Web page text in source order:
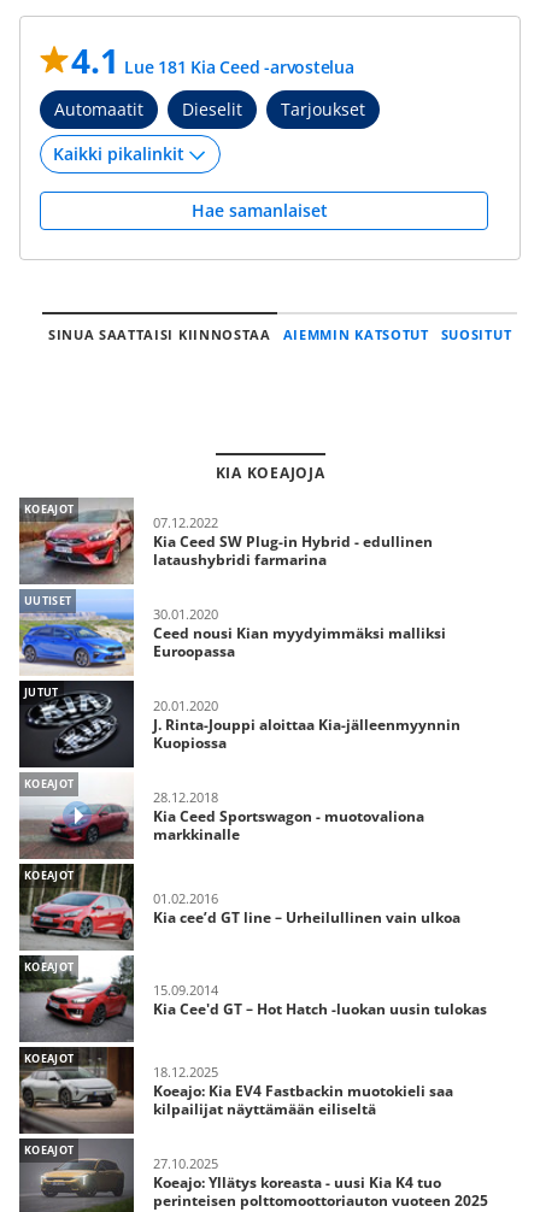
4.1 Lue 181 Kia Ceed -arvostelua
Automaatit
Dieselit Tarjoukset
Hae samanlaiset
SINUA SAATTAISI KIINNOSTAA AIEMMIN KATSOTUT SUOSITUT
KIA KOEAJOJA
KOEAJOT
07.12.2022
Kia Ceed SW Plug-in Hybrid - edullinen
lataushybridi farmarina
UUTISET
30.01.2020
Ceed nousi Kian myydyimmäksi malliksi
Euroopassa
JUTUT
20.01.2020
J. Rinta-Jouppi aloittaa Kia-jälleenmyynnin
Kuopiossa
KOEAJOT
28.12.2018
Kia Ceed Sportswagon - muotovaliona
markkinalle
KOEAJOT
01.02.2016
Kia cee’d GT line – Urheilullinen vain ulkoa
KOEAJOT
15.09.2014
Kia Cee'd GT – Hot Hatch -luokan uusin tulokas
KOEAJOT
18.12.2025
Koeajo: Kia EV4 Fastbackin muotokieli saa
kilpailijat näyttämään eiliseltä
KOEAJOT
27.10.2025
Koeajo: Yllätys koreasta - uusi Kia K4 tuo
perinteisen polttomoottoriauton vuoteen 2025